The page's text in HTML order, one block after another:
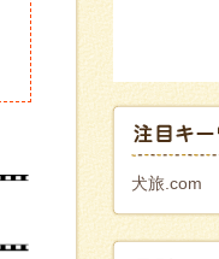
犬旅.com